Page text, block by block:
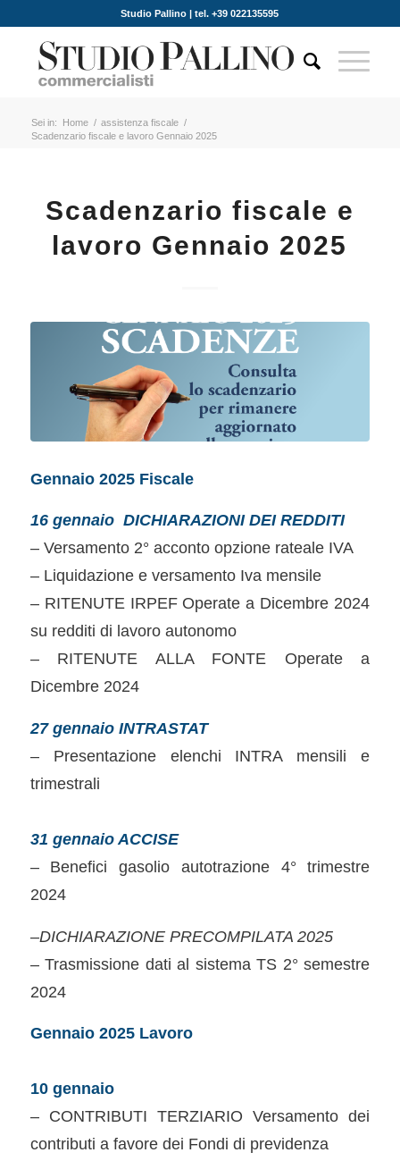
Studio Pallino | tel. +39 022135595
Sei in: Home / assistenza fiscale /
Scadenzario fiscale e lavoro Gennaio 2025
Scadenzario fiscale e
lavoro Gennaio 2025
Gennaio 2025 Fiscale
16 gennaio DICHIARAZIONI DEI REDDITI
– Versamento 2° acconto opzione rateale IVA
– Liquidazione e versamento Iva mensile
– RITENUTE IRPEF Operate a Dicembre 2024
su redditi di lavoro autonomo
– RITENUTE ALLA FONTE Operate a
Dicembre 2024
27 gennaio INTRASTAT
– Presentazione elenchi INTRA mensili e
trimestrali
31 gennaio ACCISE
– Benefici gasolio autotrazione 4° trimestre
2024
–DICHIARAZIONE PRECOMPILATA 2025
– Trasmissione dati al sistema TS 2° semestre
2024
Gennaio 2025 Lavoro
10 gennaio
– CONTRIBUTI TERZIARIO Versamento dei
contributi a favore dei Fondi di previdenza